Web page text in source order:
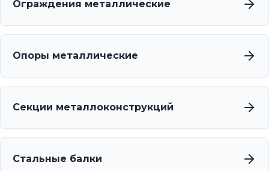
Ограждения металлические
Опоры металлические
Секции металлоконструкций
Стальные балки